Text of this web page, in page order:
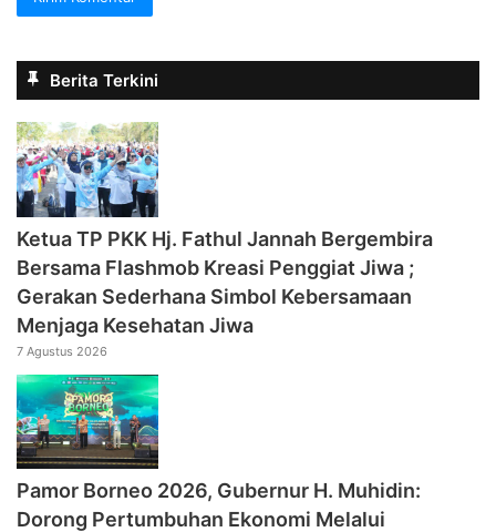
Berita Terkini
‎Ketua TP PKK Hj. Fathul Jannah Bergembira
Bersama Flashmob Kreasi Penggiat Jiwa ;
Gerakan Sederhana Simbol Kebersamaan
Menjaga Kesehatan Jiwa
7 Agustus 2026
Pamor Borneo 2026, Gubernur H. Muhidin:
Dorong Pertumbuhan Ekonomi Melalui